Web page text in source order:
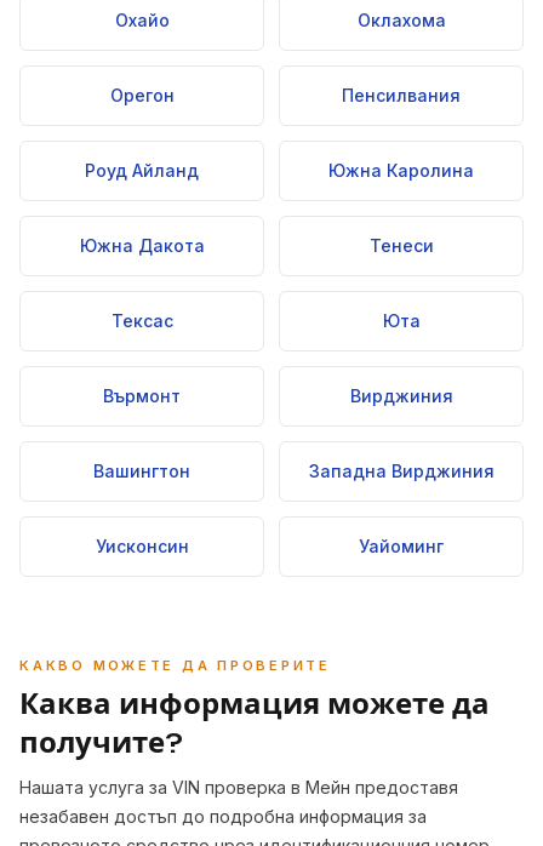
Охайо Оклахома
Орегон Пенсилвания
Роуд Айланд Южна Каролина
Южна Дакота Тенеси
Тексас Юта
Върмонт Вирджиния
Вашингтон Западна Вирджиния
Уисконсин Уайоминг
КАКВО МОЖЕТЕ ДА ПРОВЕРИТЕ
Каква информация можете да
получите?
Нашата услуга за VIN проверка в Мейн предоставя
незабавен достъп до подробна информация за